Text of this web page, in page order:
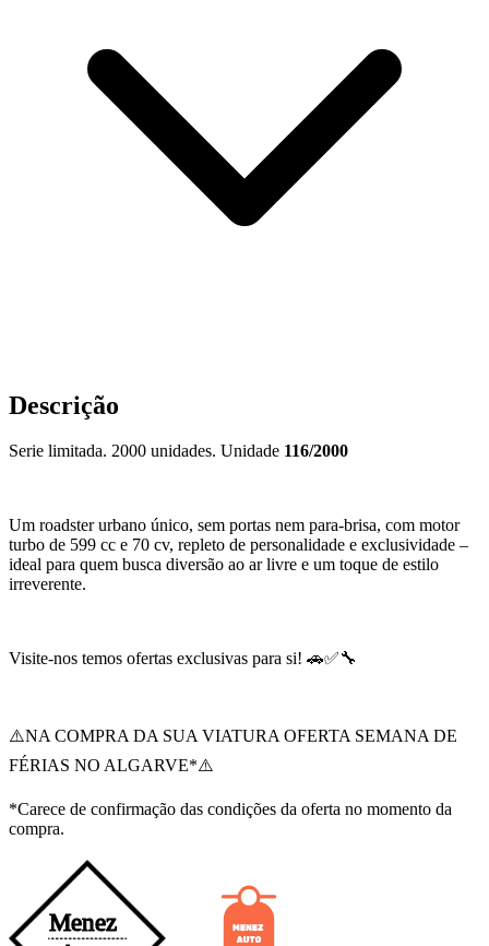
Descrição
Serie limitada. 2000 unidades. Unidade 116/2000
Um roadster urbano único, sem portas nem para-brisa, com motor
turbo de 599 cc e 70 cv, repleto de personalidade e exclusividade –
ideal para quem busca diversão ao ar livre e um toque de estilo
irreverente.
Visite-nos temos ofertas exclusivas para si! 🚗✅🔧
⚠️NA COMPRA DA SUA VIATURA OFERTA SEMANA DE
FÉRIAS NO ALGARVE*⚠️
*Carece de confirmação das condições da oferta no momento da
compra.